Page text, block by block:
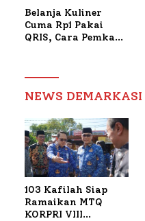
Belanja Kuliner
Cuma Rp1 Pakai
QRIS, Cara Pemkab
NEWS DEMARKASI
103 Kafilah Siap
Ramaikan MTQ
KORPRI VIII